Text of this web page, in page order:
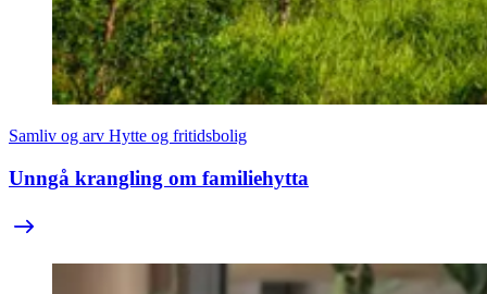
Samliv og arv Hytte og fritidsbolig
Unngå krangling om familiehytta